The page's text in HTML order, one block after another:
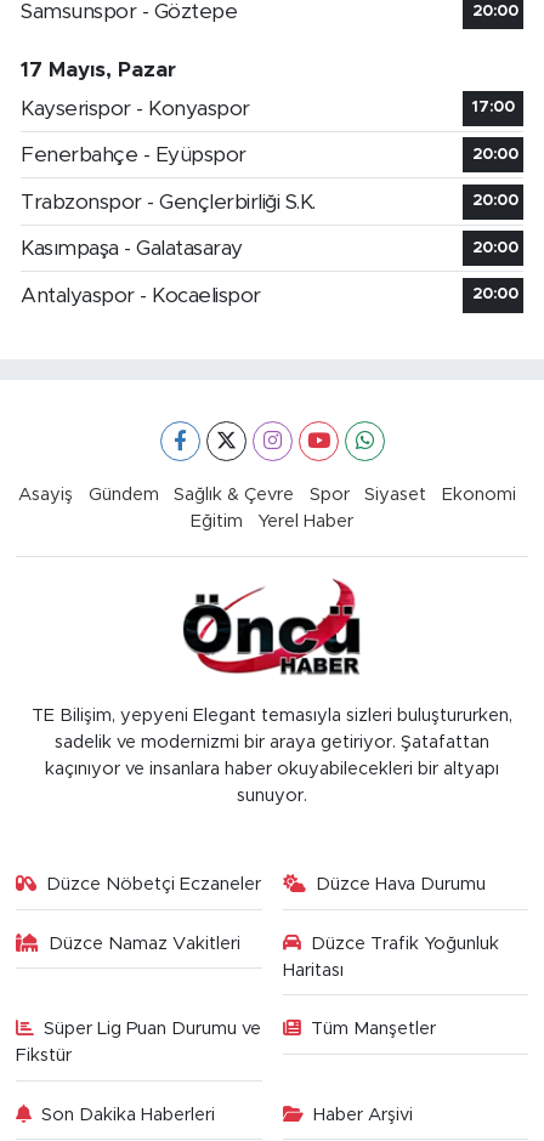
Samsunspor - Göztepe 20:00
17 Mayıs, Pazar
Kayserispor - Konyaspor
17:00
Fenerbahçe - Eyüpspor 20:00
Trabzonspor - Gençlerbirliği S.K. 20:00
Kasımpaşa - Galatasaray 20:00
Antalyaspor - Kocaelispor 20:00
Asayiş Gündem Sağlık & Çevre Spor Siyaset
Ekonomi
Eğitim
Yerel Haber
TE Bilişim, yepyeni Elegant temasıyla sizleri buluştururken,
sadelik ve modernizmi bir araya getiriyor. Şatafattan
kaçınıyor ve insanlara haber okuyabilecekleri bir altyapı
sunuyor.
Düzce Nöbetçi Eczaneler Düzce Hava Durumu
Düzce Namaz Vakitleri
Düzce Trafik Yoğunluk
Haritası
Süper Lig Puan Durumu ve
Fikstür
Tüm Manşetler
Son Dakika Haberleri Haber Arşivi